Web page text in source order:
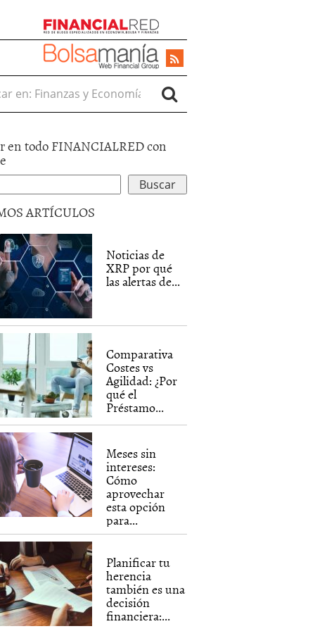
en:
en todo FINANCIALRED con
ARTÍCULOS
Noticias de
XRP por qué
las alertas de...
Comparativa
Costes vs
Agilidad: ¿Por
qué el
Préstamo...
Meses sin
intereses:
Cómo
aprovechar
esta opción
para...
Planificar tu
herencia
también es una
decisión
financiera:...